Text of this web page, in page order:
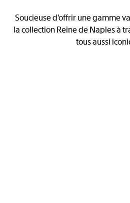
Soucieuse d’offrir une gamme
la collection Reine de Naples à
tous aussi